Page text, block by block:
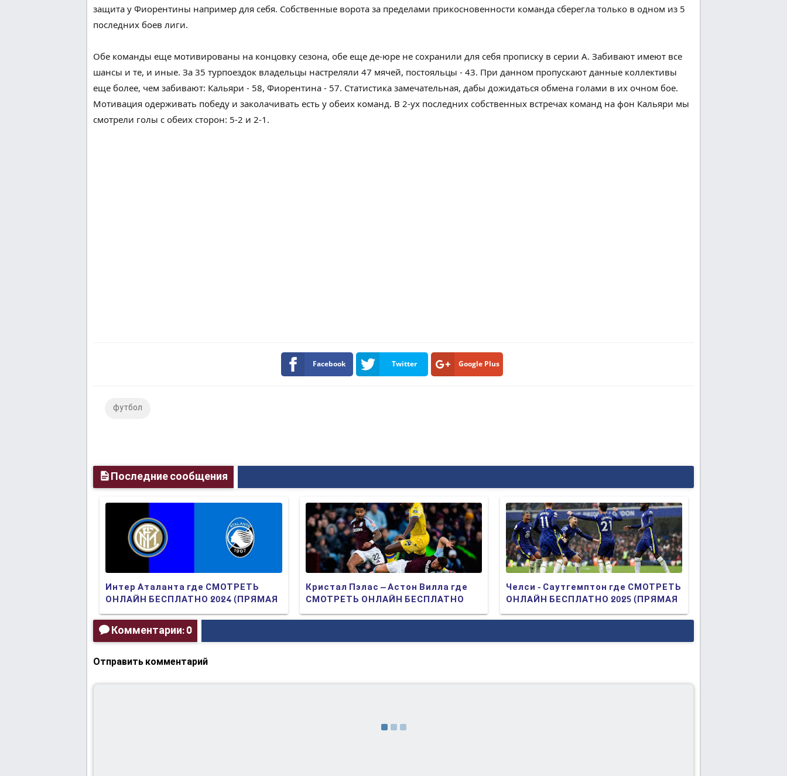
защита у Фиорентины например для себя. Собственные ворота за пределами прикосновенности команда сберегла только в одном из 5
последних боев лиги.
Обе команды еще мотивированы на концовку сезона, обе еще де-юре не сохранили для себя прописку в серии А. Забивают имеют все
шансы и те, и иные. За 35 турпоездок владельцы настреляли 47 мячей, постояльцы - 43. При данном пропускают данные коллективы
еще более, чем забивают: Кальяри - 58, Фиорентина - 57. Статистика замечательная, дабы дожидаться обмена голами в их очном бое.
Мотивация одерживать победу и заколачивать есть у обеих команд. В 2-ух последних собственных встречах команд на фон Кальяри мы
смотрели голы с обеих сторон: 5-2 и 2-1.
Facebook Twitter Google Plus
футбол
Последние сообщения
Челси - Саутгемптон где СМОТРЕТЬ
ОНЛАЙН БЕСПЛАТНО 2025 (ПРЯМАЯ
ТРАНСЛЯЦИЯ)
Кристал Пэлас – Астон Вилла где
СМОТРЕТЬ ОНЛАЙН БЕСПЛАТНО
2025 (ПРЯМАЯ ТРАНСЛЯЦИЯ)
Интер Аталанта где СМОТРЕТЬ
ОНЛАЙН БЕСПЛАТНО 2024 (ПРЯМАЯ
ТРАНСЛЯЦИЯ)
Комментарии: 0
Отправить комментарий